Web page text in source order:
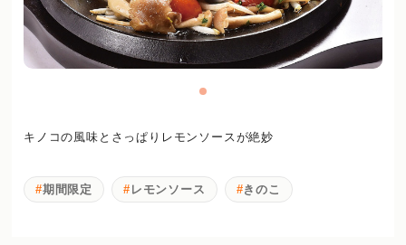
キノコの風味とさっぱりレモンソースが絶妙
期間限定 レモンソース きのこ